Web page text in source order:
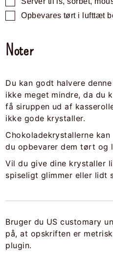
Opbevares tørt i lufttæt
Noter
Du kan godt halvere
ikke meget mindre, da du
få siruppen ud af
ikke gode krystaller.
Chokoladekrystallerne
du opbevarer dem tørt
Vil du give dine krystaller
spiseligt glimmer eller lidt
Bruger du US customary units, så vær opmærksom
på, at opskriften er
plugin.